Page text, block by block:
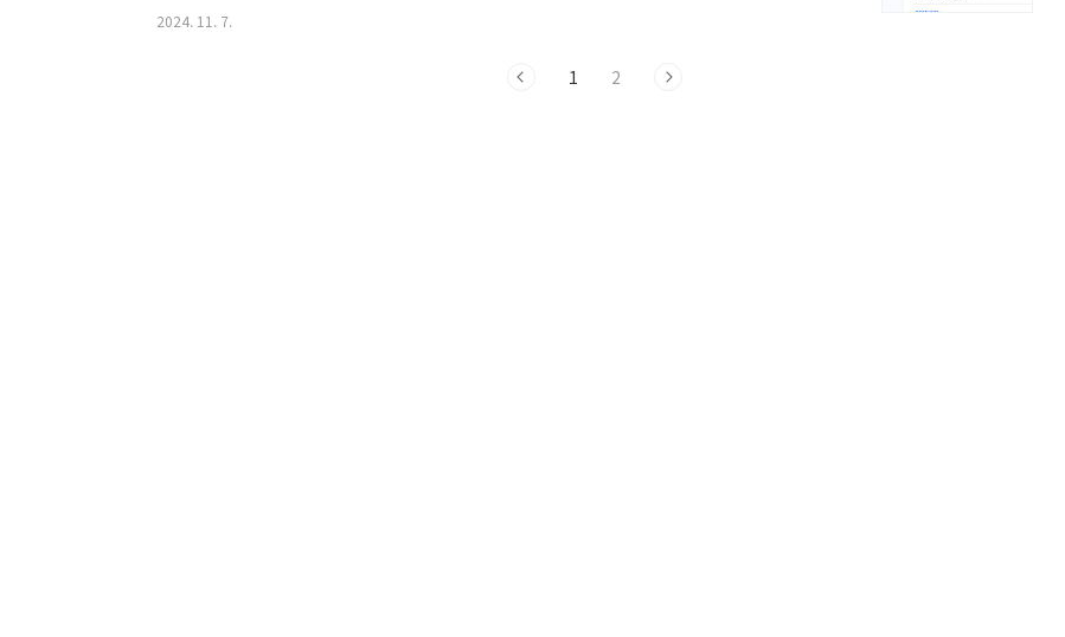
다. 구현 예제 코드는 2개 다 잘 되어 있다.무엇인가 구현하고자 한다면 대부분의 예시 코드를 해
다.https://github.com/gofiber/recipeshttps://github.com/gin-
2024. 11. 7.
1 2